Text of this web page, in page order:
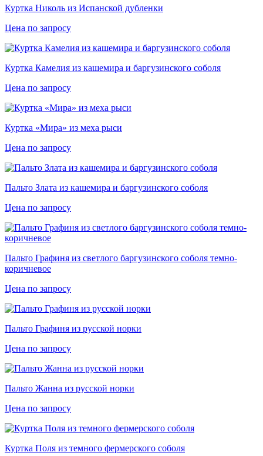
Куртка Николь из Испанской дубленки
Цена по запросу
Куртка Камелия из кашемира и баргузинского соболя
Цена по запросу
Куртка «Мира» из меха рыси
Цена по запросу
Пальто Злата из кашемира и баргузинского соболя
Цена по запросу
Пальто Графиня из светлого баргузинского соболя темно-
коричневое
Цена по запросу
Пальто Графиня из русской норки
Цена по запросу
Пальто Жанна из русской норки
Цена по запросу
Куртка Поля из темного фермерского соболя